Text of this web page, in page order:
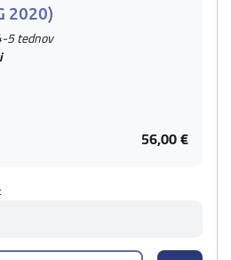
2020)
5 tednov
56,00 €